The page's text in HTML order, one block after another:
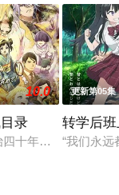
林瑚夏,岩田安吉,
10.0
录
十年（1907 年）
更新第05集
转学后
“我们永